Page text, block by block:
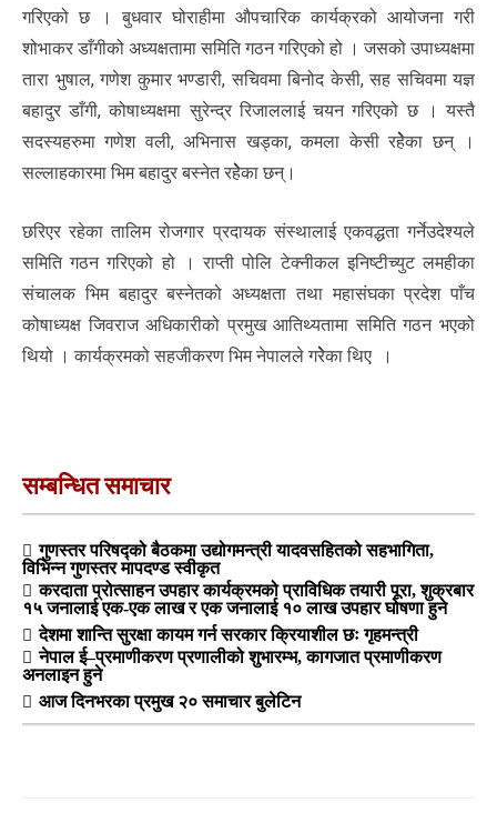
गरिएको छ । बुधवार घोराहीमा औपचारिक कार्यक्रको आयोजना गरी
शोभाकर डाँगीको अध्यक्षतामा समिति गठन गरिएको हो । जसको उपाध्यक्षमा
तारा भुषाल, गणेश कुमार भण्डारी, सचिवमा बिनोद केसी, सह सचिवमा यज्ञ
बहादुर डाँगी, कोषाध्यक्षमा सुरेन्द्र रिजाललाई चयन गरिएको छ । यस्तै
सदस्यहरुमा गणेश वली, अभिनास खड्का, कमला केसी रहेेेेका छन् ।
सल्लाहकारमा भिम बहादुर बस्नेत रहेेेेका छन्।
छरिएर रहेका तालिम रोजगार प्रदायक संस्थालाई एकवद्धता गर्नेउदेश्यले
समिति गठन गरिएको हो । राप्ती पोलि टेक्नीकल इनिष्टीच्युट लमहीका
संचालक भिम बहादुर बस्नेतको अध्यक्षता तथा महासंघका प्रदेश पाँच
कोषाध्यक्ष जिवराज अधिकारीको प्रमुख आतिथ्यतामा समिति गठन भएको
थियो । कार्यक्रमको सहजीकरण भिम नेपालले गरेेेेका थिए ।
सम्बन्धित समाचार
गुणस्तर परिषद्को बैठकमा उद्योगमन्त्री यादवसहितको सहभागिता,
विभिन्न गुणस्तर मापदण्ड स्वीकृत
करदाता प्रोत्साहन उपहार कार्यक्रमको प्राविधिक तयारी पूरा, शुक्रबार
१५ जनालाई एक-एक लाख र एक जनालाई १० लाख उपहार घोषणा हुने
देशमा शान्ति सुरक्षा कायम गर्न सरकार क्रियाशील छः गृहमन्त्री
नेपाल ई–प्रमाणीकरण प्रणालीको शुभारम्भ, कागजात प्रमाणीकरण
अनलाइन हुने
आज दिनभरका प्रमुख २० समाचार बुलेटिन